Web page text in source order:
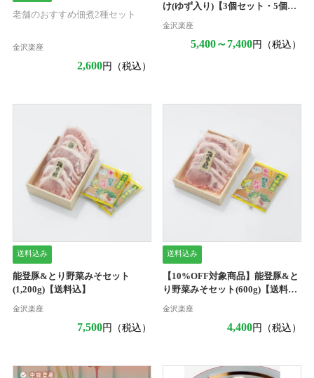
老舗のおすすめ佃煮2種セット
金沢楽座
2,600円（税込）
け(ゆず入り)【3個セット・5個セ
金沢楽座
5,400～7,400円（税込）
送料込み
能登豚&とり野菜みそセット
(1,200g)【送料込】
金沢楽座
7,500円（税込）
送料込み
【10%OFF対象商品】能登豚&と
り野菜みそセット(600g)【送料
込】
金沢楽座
4,400円（税込）